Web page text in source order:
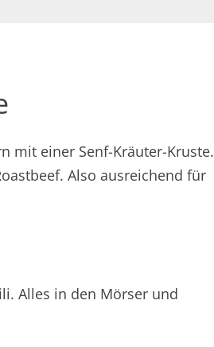
mit einer Senf-Kräuter-Kruste.
Also ausreichend für
Alles in den Mörser und